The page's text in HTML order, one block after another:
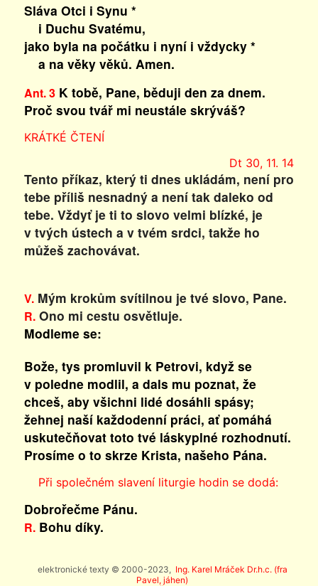
Sláva Otci i Synu *
i Duchu Svatému,
jako byla na počátku i nyní i vždycky *
a na věky věků. Amen.
Ant. 3K tobě, Pane, běduji den za dnem.
Proč svou tvář mi neustále skrýváš?
KRÁTKÉ ČTENÍ
Dt 30, 11. 14
Tento příkaz, který ti dnes ukládám, není pro
tebe příliš nesnadný a není tak daleko od
tebe. Vždyť je ti to slovo velmi blízké, je
v tvých ústech a v tvém srdci, takže ho
můžeš zachovávat.
V.Mým krokům svítilnou je tvé slovo, Pane.
R.Ono mi cestu osvětluje.
Modleme se:
Bože, tys promluvil k Petrovi, když se
v poledne modlil, a dals mu poznat, že
chceš, aby všichni lidé dosáhli spásy;
žehnej naší každodenní práci, ať pomáhá
uskutečňovat toto tvé láskyplné rozhodnutí.
Prosíme o to skrze Krista, našeho Pána.
Při společném slavení liturgie hodin se dodá:
Dobrořečme Pánu.
R.Bohu díky.
elektronické texty © 2000-2023, Ing. Karel Mráček Dr.h.c. (fra
Pavel, jáhen)